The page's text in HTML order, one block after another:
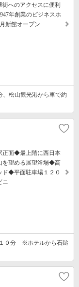
へのアクセスに便利
年創業のビジネスホ
新館オープン
、松山観光港から車で約
正面◆最上階に西日本
を望める展望浴場◆高
ド◆平面駐車場１２０
ニ
１０分 ※ホテルから石鎚